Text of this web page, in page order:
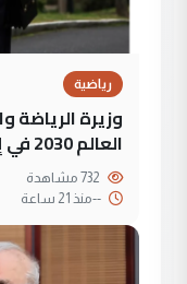
رياضية
وزيرة
العالم 2030 في إسبانيا
--منذ 21 ساعة